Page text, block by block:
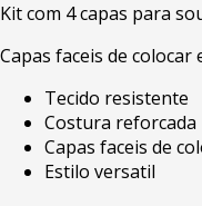
Kit com 4 capas para
Capas faceis de
Tecido resistente
Costura reforcada
Capas faceis de
Estilo versatil